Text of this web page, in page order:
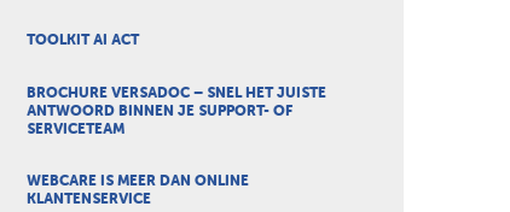
TOOLKIT AI ACT
BROCHURE VERSADOC – SNEL HET JUISTE
ANTWOORD BINNEN JE SUPPORT- OF
SERVICETEAM
WEBCARE IS MEER DAN ONLINE
KLANTENSERVICE